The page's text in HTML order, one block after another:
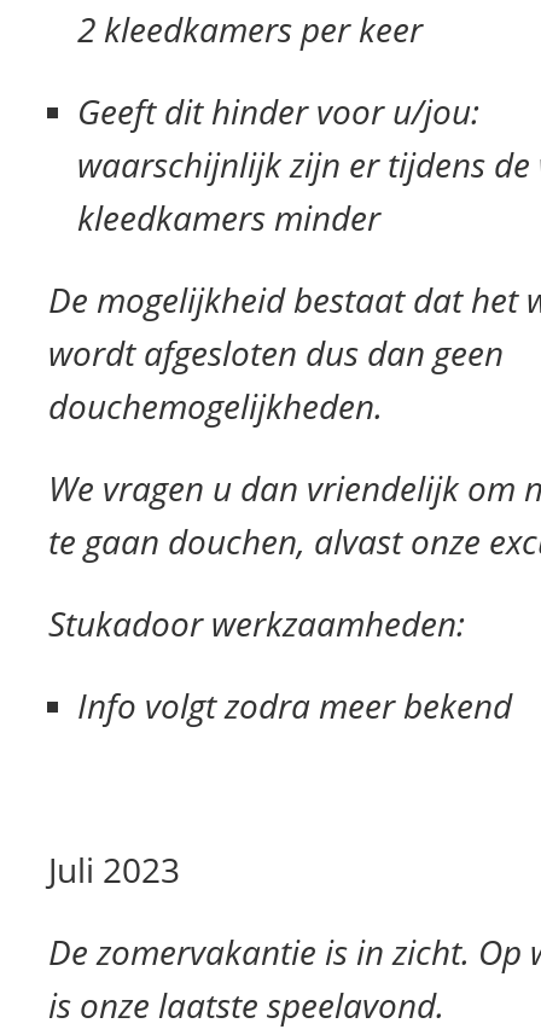
2 kleedkamers per keer
Geeft dit hinder voor
waarschijnlijk zijn er tijdens
kleedkamers minder
De mogelijkheid bestaat dat het
wordt afgesloten dus dan geen
douchemogelijkheden.
We vragen u dan vriendelijk om
te gaan douchen, alvast onze
Stukadoor werkzaamheden:
Info volgt zodra meer bekend
Juli 2023
De zomervakantie is in zicht. Op
is onze laatste speelavond.